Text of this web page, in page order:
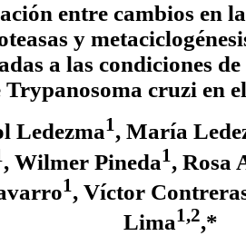
entre cambios en
y
a las condiciones
Trypanosoma cruzi en
Ledezma1, María
, Wilmer Pineda1, Rosa
1, Víctor
Lima1,2,*